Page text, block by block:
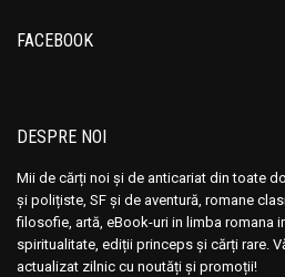
Anais Nin
Anatolie Panis
Anca Dan
Andocide
Andre Bejin
Andre Castelot
Anais Nin
Anatolie Panis
Anca Dan
Andocide
Andre Bejin
Andre Castelot
FACEBOOK
DESPRE NOI
Mii de cărți noi și de anticariat din toate
și polițiste, SF și de aventură, romane
filosofie, artă, eBook-uri in limba romana
spiritualitate, ediții princeps și cărți rare.
actualizat zilnic cu noutăți și promoții!